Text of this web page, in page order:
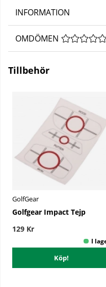
INFORMATION
OMDÖMEN
Tillbehör
GolfGear
Golfgear Impact Tejp
129 Kr
Köp!